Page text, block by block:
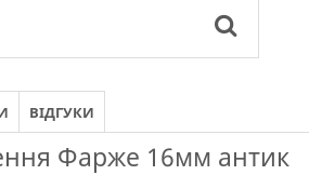
ВІДГУКИ
Фарже 16мм антик